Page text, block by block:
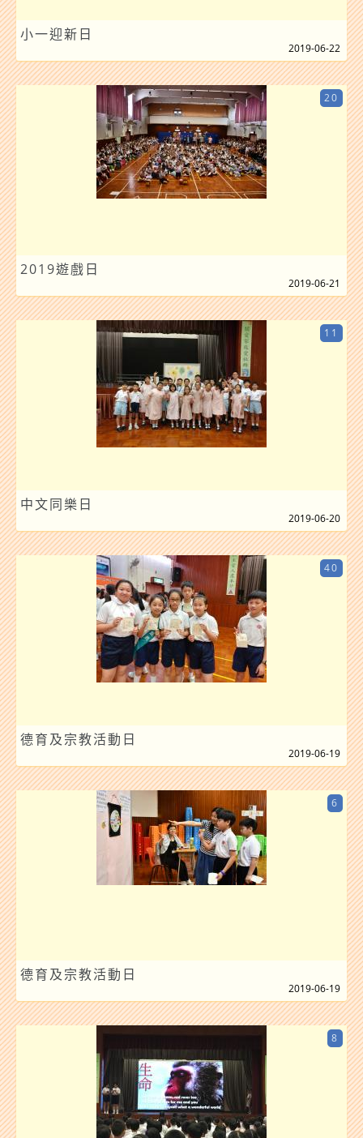
小一迎新日
2019-06-22
2019遊戲日
20
2019-06-21
中文同樂日
11
2019-06-20
德育及宗教活動日
40
2019-06-19
德育及宗教活動日
6
2019-06-19
8